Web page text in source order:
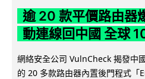
逾 20 款平價路由器
動連線回中國 全球
網絡安全公司 VulnCheck 揭發中
的 20 多款路由器內置後門程式